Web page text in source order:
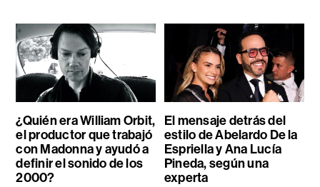
¿Quién era William Orbit,
el productor que trabajó
con Madonna y ayudó a
definir el sonido de los
2000?
El mensaje detrás del
estilo de Abelardo De la
Espriella y Ana Lucía
Pineda, según una
experta